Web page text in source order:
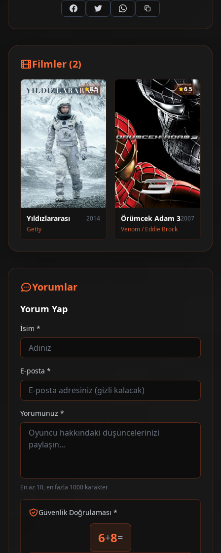
Filmler (2)
8.5
Yıldızlararası
2014
Getty
6.5
Örümcek Adam 32007
Venom / Eddie Brock
Yorumlar
Yorum Yap
İsim *
E-posta *
Yorumunuz *
En az 10, en fazla 1000 karakter
Güvenlik Doğrulaması *
6+8=